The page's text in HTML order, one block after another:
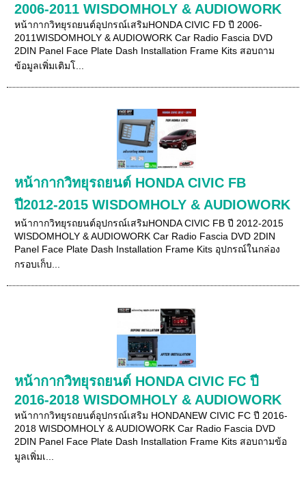
2006-2011 WISDOMHOLY & AUDIOWORK
หน้ากากวิทยุรถยนต์อุปกรณ์เสริมHONDA CIVIC FD ปี 2006-
2011WISDOMHOLY & AUDIOWORK Car Radio Fascia DVD
2DIN Panel Face Plate Dash Installation Frame Kits สอบถาม
ข้อมูลเพิ่มเติมโ...
หน้ากากวิทยุรถยนต์ HONDA CIVIC FB
ปี2012-2015 WISDOMHOLY & AUDIOWORK
หน้ากากวิทยุรถยนต์อุปกรณ์เสริมHONDA CIVIC FB ปี 2012-2015
WISDOMHOLY & AUDIOWORK Car Radio Fascia DVD 2DIN
Panel Face Plate Dash Installation Frame Kits อุปกรณ์ในกล่อง
กรอบเก็บ...
หน้ากากวิทยุรถยนต์ HONDA CIVIC FC ปี
2016-2018 WISDOMHOLY & AUDIOWORK
หน้ากากวิทยุรถยนต์อุปกรณ์เสริม HONDANEW CIVIC FC ปี 2016-
2018 WISDOMHOLY & AUDIOWORK Car Radio Fascia DVD
2DIN Panel Face Plate Dash Installation Frame Kits สอบถามข้อ
มูลเพิ่มเ...